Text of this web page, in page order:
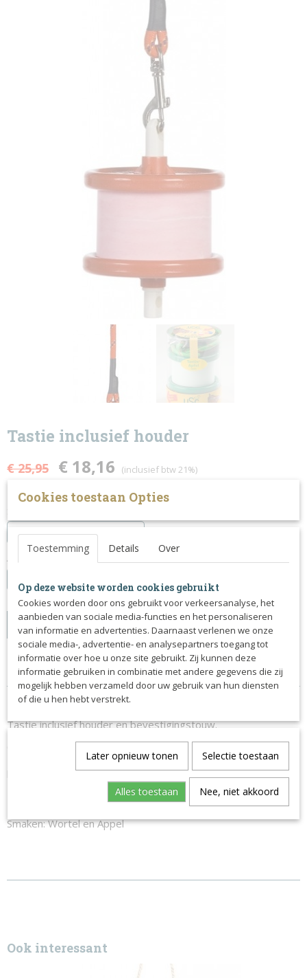
Tastie inclusief houder
€ 25,95 € 18,16 (inclusief btw 21%)
Op voorraad - Levertijd binnen 3 werkdagen
Aantal
IN WINKELWAGEN
Specificaties
Productcode
775-6364
Omschrijving
Tastie inclusief houder en bevestigingstouw.
650 gram, wordt geleverd in een doorzichtige doos.
Helpt verveling op stal tegen te gaan, eenvoudig op te
hangen en weer te verwijderen.
Met toegevoegde Vitamine E.
Smaken: Wortel en Appel
Ook interessant
Cookies toestaan Opties
Toestemming Details Over
Op deze website worden cookies gebruikt
Cookies worden door ons gebruikt voor verkeersanalyse, het
aanbieden van sociale media-functies en het personaliseren
van informatie en advertenties. Daarnaast verlenen we onze
sociale media-, advertentie- en analysepartners toegang tot
informatie over hoe u onze site gebruikt. Zij kunnen deze
informatie gebruiken in combinatie met andere gegevens die zij
mogelijk hebben verzameld door uw gebruik van hun diensten
of die u hen hebt verstrekt.
Later opnieuw tonen Selectie toestaan
Alles toestaan Nee, niet akkoord